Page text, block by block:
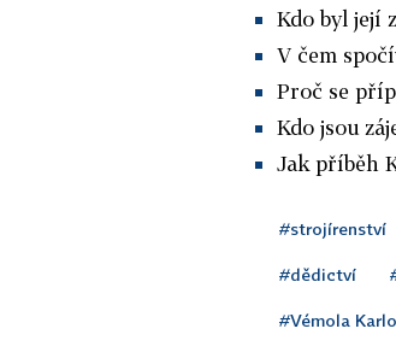
Kdo byl její
V čem
Proč se
Kdo jsou
Jak příběh
#strojírenství
#dědictví
#Vémola